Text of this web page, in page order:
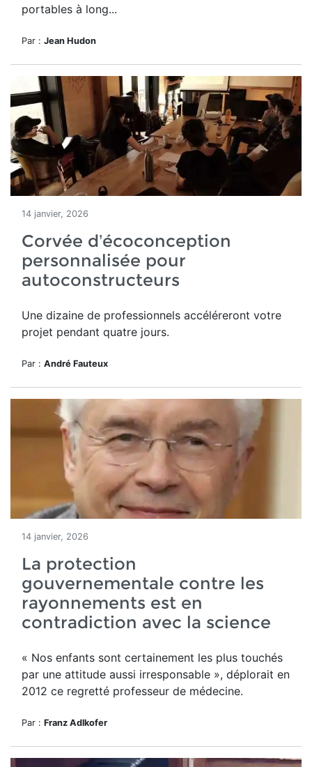
portables à long...
Par : Jean Hudon
14 janvier, 2026
Corvée d’écoconception
personnalisée pour
autoconstructeurs
Une dizaine de professionnels accéléreront votre
projet pendant quatre jours.
Par : André Fauteux
14 janvier, 2026
La protection
gouvernementale contre les
rayonnements est en
contradiction avec la science
« Nos enfants sont certainement les plus touchés
par une attitude aussi irresponsable », déplorait en
2012 ce regretté professeur de médecine.
Par : Franz Adlkofer